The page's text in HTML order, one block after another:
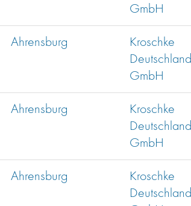
GmbH
Ahrensburg
Kroschke
Deutschland
GmbH
Ahrensburg
Kroschke
Deutschland
GmbH
Ahrensburg
Kroschke
Deutschland